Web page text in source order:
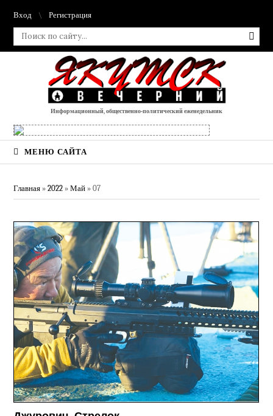
Вход Регистрация
Информационный, общественно-политический еженедельник
МЕНЮ САЙТА
Главная »2022 » Май » 07